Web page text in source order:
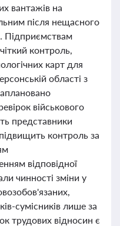
вантажів на
після нещасного
Підприємствам
контроль,
карт для
області з
військового
представники
контроль за
відповідної
чинності зміни у
сумісників лише за
трудових відносин є